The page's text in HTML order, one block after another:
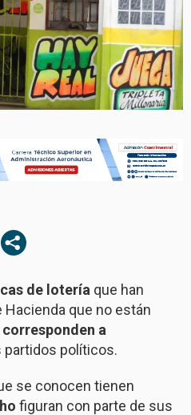
de lotería que han
que no están
a
partidos políticos.
se conocen tienen
figuran con parte de sus